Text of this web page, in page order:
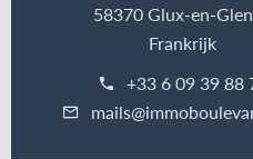
58370 Glux-en-
Frankrijk
+33 6 09 39 88